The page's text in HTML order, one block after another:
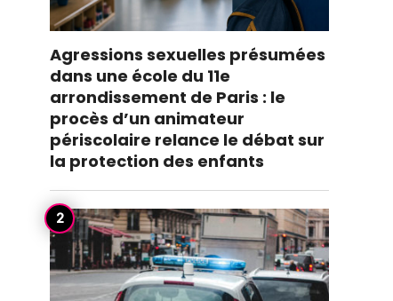
Agressions sexuelles présumées
dans une école du 11e
arrondissement de Paris : le
procès d’un animateur
périscolaire relance le débat sur
la protection des enfants